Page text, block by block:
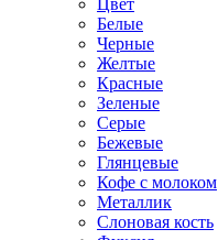
Цвет
Белые
Черные
Желтые
Красные
Зеленые
Серые
Бежевые
Глянцевые
Кофе с молоком
Металлик
Слоновая кость